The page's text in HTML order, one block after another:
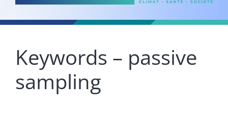
Keywords – passive
sampling